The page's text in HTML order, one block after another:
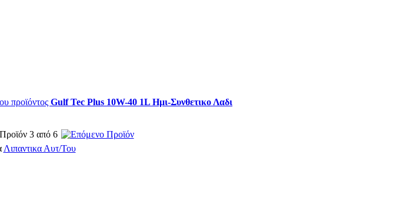
προϊόντος Gulf Tec Plus 10W-40 1L Ημι-Συνθετικο Λαδι
Προϊόν 3 από 6
Λιπαντικα Αυτ/Του